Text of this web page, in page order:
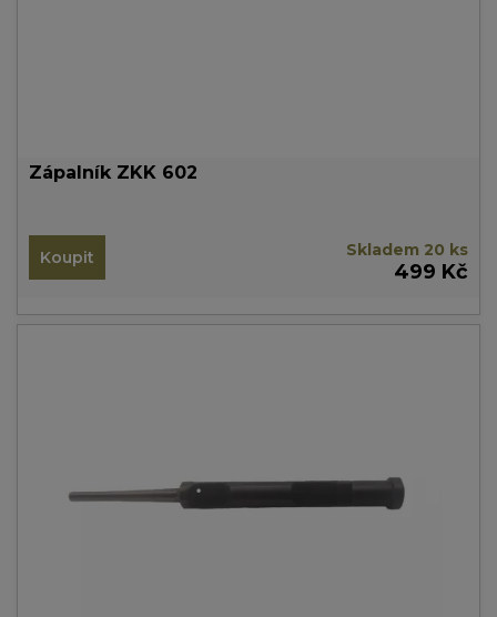
Zápalník ZKK 602
Koupit Skladem 20 ks
499 Kč